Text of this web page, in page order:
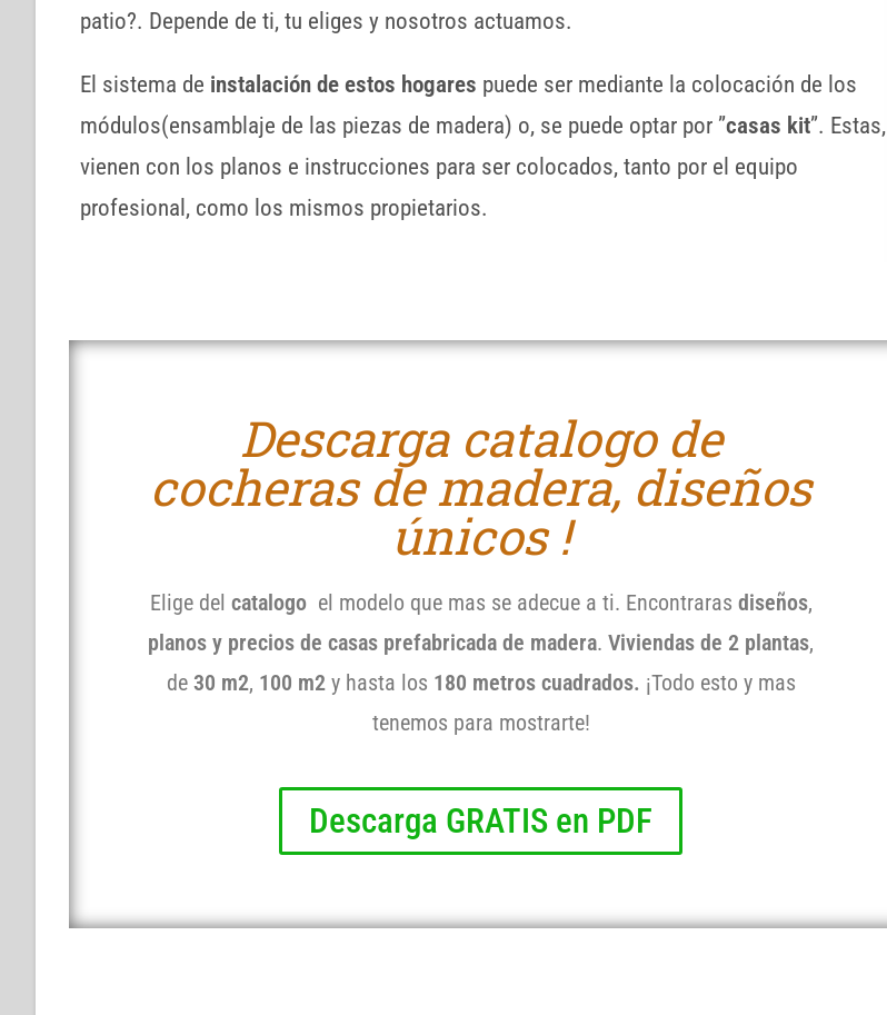
patio?. Depende de ti, tu eliges y nosotros actuamos.
El sistema de instalación de estos hogares puede ser mediante la colocación de los
módulos(ensamblaje de las piezas de madera) o, se puede optar por ”casas kit”. Estas,
vienen con los planos e instrucciones para ser colocados, tanto por el equipo
profesional, como los mismos propietarios.
Descarga catalogo de
cocheras de madera, diseños
únicos !
Elige del catalogoel modelo que mas se adecue a ti. Encontraras diseños,
planos y precios de casas prefabricada de madera.Viviendas de 2 plantas,
de 30 m2, 100 m2 y hasta los 180 metros cuadrados. ¡Todo esto y mas
tenemos para mostrarte!
Descarga GRATIS en PDF